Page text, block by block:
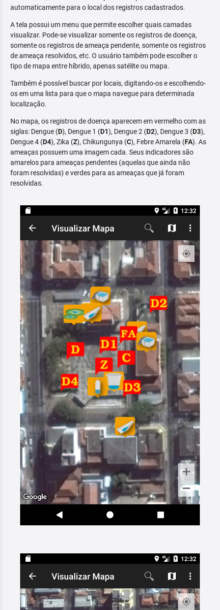
automaticamente para o local dos registros cadastrados.
A tela possui um menu que permite escolher quais camadas
visualizar. Pode-se visualizar somente os registros de doença,
somente os registros de ameaça pendente, somente os registros
de ameaça resolvidos, etc. O usuário também pode escolher o
tipo de mapa entre híbrido, apenas satélite ou mapa.
Também é possível buscar por locais, digitando-os e escolhendo-
os em uma lista para que o mapa navegue para determinada
localização.
No mapa, os registros de doença aparecem em vermelho com as
siglas: Dengue (D), Dengue 1 (D1), Dengue 2 (D2), Dengue 3 (D3),
Dengue 4 (D4), Zika (Z), Chikungunya (C), Febre Amarela (FA). As
ameaças possuem uma imagem cada. Seus indicadores são
amarelos para ameaças pendentes (aquelas que ainda não
foram resolvidas) e verdes para as ameaças que já foram
resolvidas.